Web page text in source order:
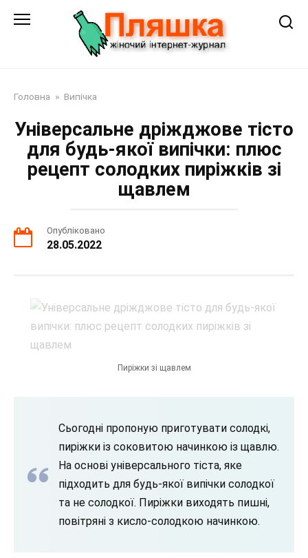
Головна » Випічка
Універсальне дріжджове тісто
для будь-якої випічки: плюс
рецепт солодких пиріжків зі
щавлем
Опубліковано
28.05.2022
Пиріжки зі щавлем
Сьогодні пропоную приготувати солодкі,
пиріжки із соковитою начинкою із щавлю.
На основі універсального тіста, яке
підходить для будь-якої випічки солодкої
та не солодкої. Пиріжки виходять пишні,
повітряні з кисло-солодкою начинкою.